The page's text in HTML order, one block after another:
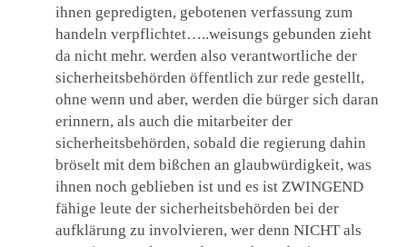
ihnen gepredigten, gebotenen verfassung zum
handeln verpflichtet…..weisungs gebunden zieht
da nicht mehr. werden also verantwortliche der
sicherheitsbehörden öffentlich zur rede gestellt,
ohne wenn und aber, werden die bürger sich daran
erinnern, als auch die mitarbeiter der
sicherheitsbehörden, sobald die regierung dahin
bröselt mit dem bißchen an glaubwürdigkeit, was
ihnen noch geblieben ist und es ist ZWINGEND
fähige leute der sicherheitsbehörden bei der
aufklärung zu involvieren, wer denn NICHT als